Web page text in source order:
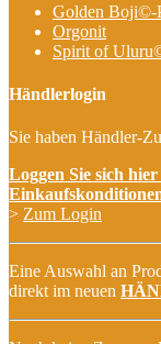
Golden Boji©-
Orgonit
Spirit of
Händlerlogin
Sie haben Händler-
Loggen Sie sich
> Zum Login
Eine Auswahl an
direkt im neuen